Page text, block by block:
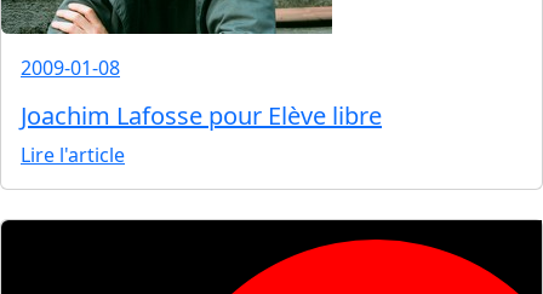
2009-01-08
Joachim Lafosse pour Elève libre
Lire l'article